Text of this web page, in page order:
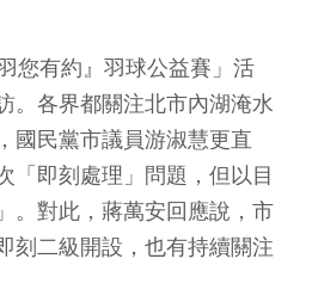
您有約』羽球公益賽」活
。各界都關注北市內湖淹水
國民黨市議員游淑慧更直
「即刻處理」問題，但以目
。對此，蔣萬安回應說，市
刻二級開設，也有持續關注